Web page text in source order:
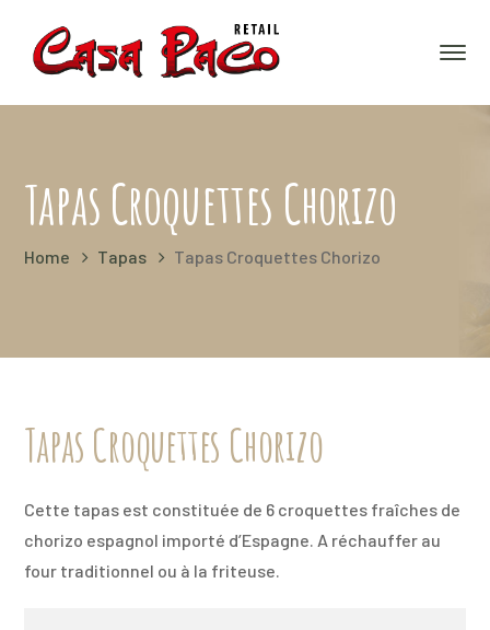
Tapas Croquettes Chorizo
Home Tapas Tapas Croquettes Chorizo
Tapas Croquettes Chorizo
Cette tapas est constituée de 6 croquettes fraîches de
chorizo espagnol importé d’Espagne. A réchauffer au
four traditionnel ou à la friteuse.